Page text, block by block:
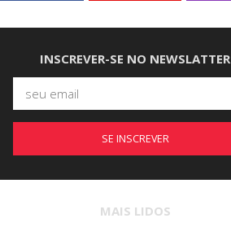
INSCREVER-SE NO NEWSLATTER
SE INSCREVER
MAIS LIDOS